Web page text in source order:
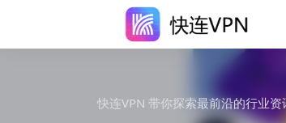
快连VPN 带你探索最前沿的行业